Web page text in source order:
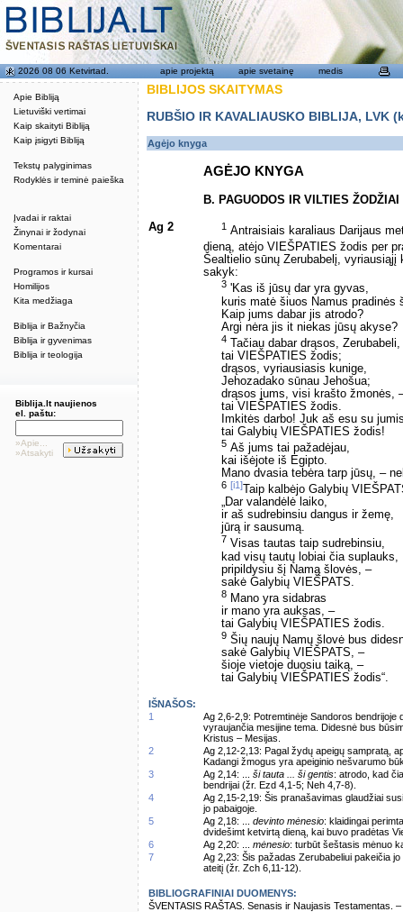
Apie Bibliją
Lietuviški vertimai
Kaip skaityti Bibliją
Kaip įsigyti Bibliją
Tekstų palyginimas
Rodyklės ir teminė paieška
Įvadai ir raktai
Žinynai ir žodynai
Komentarai
Programos ir kursai
Homilijos
Kita medžiaga
Biblija ir Bažnyčia
Biblija ir gyvenimas
Biblija ir teologija
2026 08 06 Ketvirtad. apie projektą apie svetainę medis
Biblija.lt naujienos
el. paštu:
»Apie...
»Atsakyti
BIBLIJOS SKAITYMAS
RUBŠIO IR KAVALIAUSKO BIBLIJA,
Agėjo knyga
AGĖJO KNYGA
B. PAGUODOS IR VILTIES ŽODŽIAI
Ag 2 1 Antraisiais karaliaus Darijaus
dieną, atėjo VIEŠPATIES žodis per
Šealtielio sūnų Zerubabelį,
sakyk:
3 'Kas iš jūsų dar yra gyvas,
kuris matė šiuos Namus pradinės
Kaip jums dabar jis atrodo?
Argi nėra jis it niekas jūsų akyse?
4 Tačiau dabar drąsos, Zerubabeli,
tai VIEŠPATIES žodis;
drąsos, vyriausiasis kunige,
Jehozadako sūnau Jehošua;
drąsos jums, visi krašto žmonės,
tai VIEŠPATIES žodis.
Imkitės darbo! Juk aš esu su
tai Galybių VIEŠPATIES žodis!
5 Aš jums tai pažadėjau,
kai išėjote iš Egipto.
Mano dvasia tebėra tarp jūsų, –
6 [i1] Taip kalbėjo Galybių
„Dar valandėlė laiko,
ir aš sudrebinsiu dangus ir žemę,
jūrą ir sausumą.
7 Visas tautas taip sudrebinsiu,
kad visų tautų lobiai čia suplauks,
pripildysiu šį Namą šlovės, –
sakė Galybių VIEŠPATS.
8 Mano yra sidabras
ir mano yra auksas, –
tai Galybių VIEŠPATIES žodis.
9 Šių naujų Namų šlovė bus
sakė Galybių VIEŠPATS, –
šioje vietoje duosiu taiką, –
tai Galybių VIEŠPATIES žodis“.
IŠNAŠOS:
1
Ag 2,6-2,9: Potremtinėje Sandoros
vyraujančia mesijine tema. Didesnė bus
Kristus – Mesijas.
2
Ag 2,12-2,13: Pagal žydų apeigų sampratą,
Kadangi žmogus yra apeiginio nešvarumo
3
Ag 2,14: ... ši tauta ... ši gentis: atrodo, kad
bendrijai (žr. Ezd 4,1-5; Neh 4,7-8).
4
Ag 2,15-2,19: Šis pranašavimas glaudžiai
jo pabaigoje.
5
Ag 2,18: ... devinto mėnesio: klaidingai
dvidešimt ketvirtą dieną, kai buvo pradėtas
6
Ag 2,20: ... mėnesio: turbūt šeštasis mėnuo
7
Ag 2,23: Šis pažadas Zerubabeliui pakeičia
ateitį (žr. Zch 6,11-12).
BIBLIOGRAFINIAI DUOMENYS:
ŠVENTASIS RAŠTAS. Senasis ir Naujasis Testamentas.